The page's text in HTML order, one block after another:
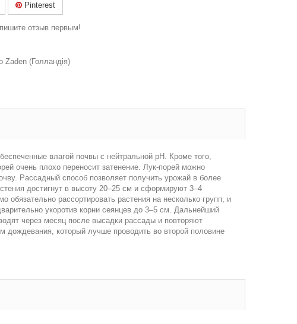
Pinterest
отзыв первым!
Zaden (Голландія)
влагой почвы с нейтральной рН. Кроме того,
очень плохо переносит затенение. Лук-порей можно
Рассадный способ позволяет получить урожай в более
достигнут в высоту 20–25 см и сформируют 3–4
рассортировать растения на несколько групп, и
укоротив корни сеянцев до 3–5 см. Дальнейший
через месяц после высадки рассады и повторяют
дождевания, который лучше проводить во второй половине